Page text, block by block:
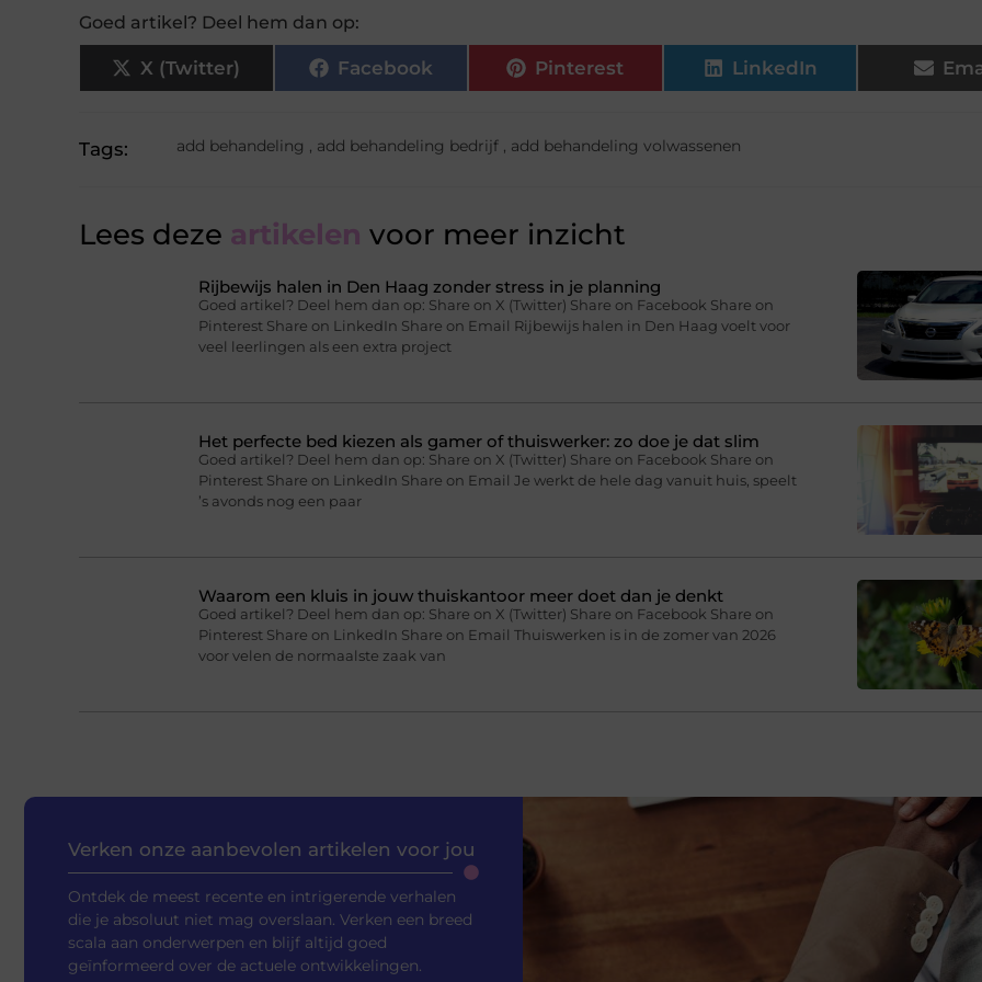
Goed artikel? Deel hem dan op:
X (Twitter) Facebook Pinterest LinkedIn
Tags: add behandeling , add behandeling bedrijf, add behandeling volwassenen
Lees deze artikelen voor meer inzicht
Rijbewijs halen in Den Haag zonder stress in je planning
Goed artikel? Deel hem dan op: Share on X (Twitter) Share on Facebook Share on
Pinterest Share on LinkedIn Share on Email Rijbewijs halen in Den Haag voelt voor
veel leerlingen als een extra project
Het perfecte bed kiezen als gamer of thuiswerker: zo doe je dat slim
Goed artikel? Deel hem dan op: Share on X (Twitter) Share on Facebook Share on
Pinterest Share on LinkedIn Share on Email Je werkt de hele dag vanuit huis, speelt
’s avonds nog een paar
Waarom een kluis in jouw thuiskantoor meer doet dan je denkt
Goed artikel? Deel hem dan op: Share on X (Twitter) Share on Facebook Share on
Pinterest Share on LinkedIn Share on Email Thuiswerken is in de zomer van 2026
voor velen de normaalste zaak van
Verken onze aanbevolen artikelen voor jou
Ontdek de meest recente en intrigerende verhalen
die je absoluut niet mag overslaan. Verken een breed
scala aan onderwerpen en blijf altijd goed
geïnformeerd over de actuele ontwikkelingen.